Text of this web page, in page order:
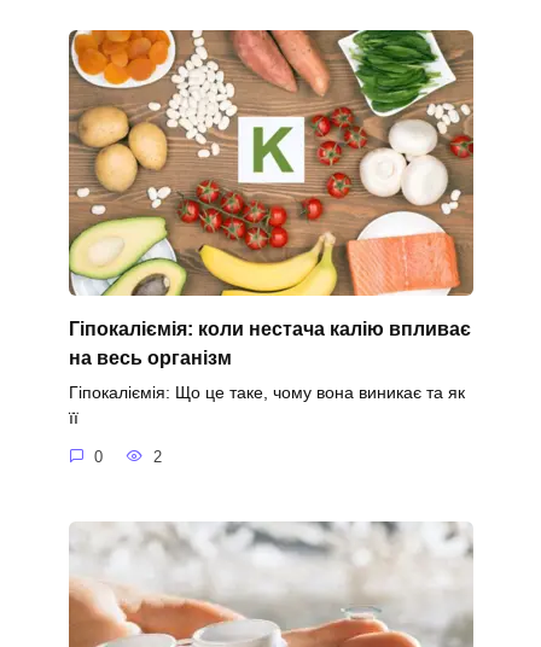
Гіпокаліємія: коли нестача калію впливає
на весь організм
Гіпокаліємія: Що це таке, чому вона виникає та як
її
0 2